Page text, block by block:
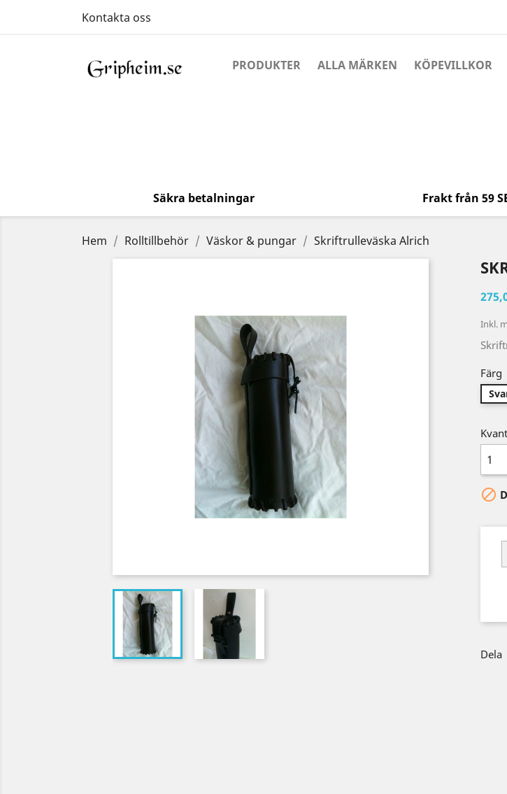
Kontakta oss
PRODUKTER ALLA MÄRKEN KÖPEVILLKOR
Säkra betalningar Frakt från 59
Hem Rolltillbehör Väskor & pungar Skriftrulleväska Alrich
Inkl.
Färg

Dela